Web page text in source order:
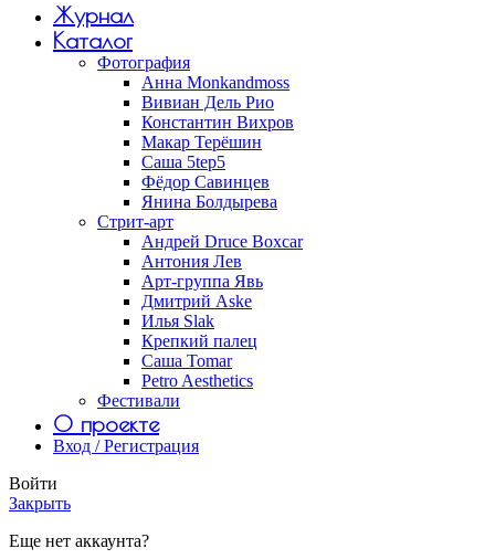
Журнал
Каталог
Фотография
Анна Monkandmoss
Вивиан Дель Рио
Константин Вихров
Макар Терёшин
Саша 5tep5
Фёдор Савинцев
Янина Болдырева
Стрит-арт
Андрей Druce Boxcar
Антония Лев
Арт-группа Явь
Дмитрий Aske
Илья Slak
Крепкий палец
Саша Tomar
Petro Aesthetics
Фестивали
О проекте
Вход / Регистрация
Войти
Закрыть
Еще нет аккаунта?